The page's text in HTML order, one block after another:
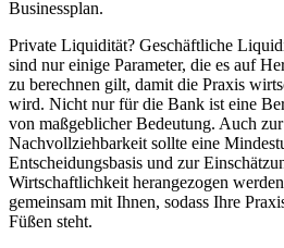
Businessplan.
Private Liquidität? Geschäftliche
sind nur einige Parameter, die es auf
zu berechnen gilt, damit die Praxis
wird. Nicht nur für die Bank ist eine
von maßgeblicher Bedeutung. Auch
Nachvollziehbarkeit sollte eine
Entscheidungsbasis und zur
Wirtschaftlichkeit herangezogen
gemeinsam mit Ihnen, sodass Ihre
Füßen steht.